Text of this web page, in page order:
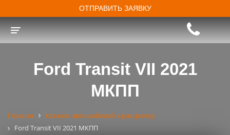
ОТПРАВИТЬ ЗАЯВКУ
Ford Transit VII 2021
МКПП
Главная
Каталог автомобилей в рассрочку
Ford Transit VII 2021 МКПП